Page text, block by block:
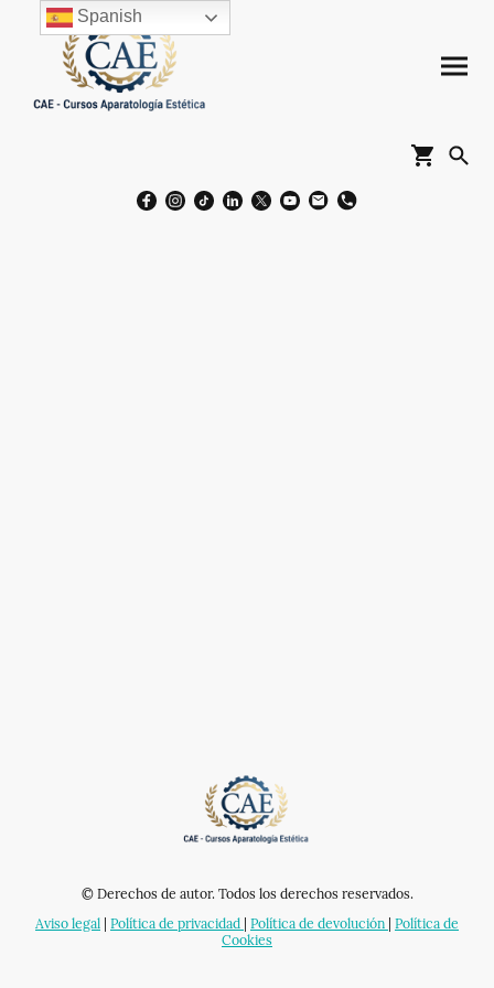
© Derechos de autor. Todos los derechos reservados.
Aviso legal
Política de privacidad Política de devolución Política de
Cookies
Spanish